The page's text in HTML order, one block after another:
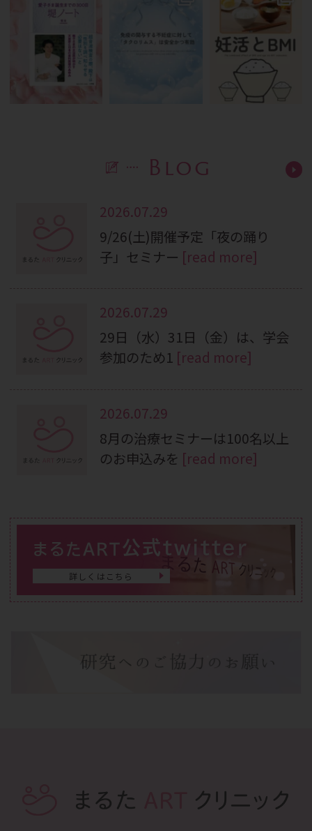
Blog
2026.07.29
9/26(土)開催予定「夜の踊り
子」セミナー [read more]
2026.07.29
29日（水）31日（金）は、学会
参加のため1 [read more]
2026.07.29
8月の治療セミナーは100名以上
のお申込みを [read more]
まるたART 公式twitter
詳しくはこちら